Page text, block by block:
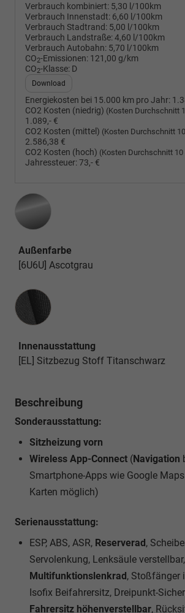
Verbrauch kombiniert: 5,30 l/100km
Verbrauch Innenstadt: 6,60 l/100km
Verbrauch Stadtrand: 5,00 l/100km
Verbrauch Landstraße:4,60 l/100km
Verbrauch Autobahn: 5,70 l/100km
CO2-Emissionen: 121,00 g/km
CO2-Klasse: D
Download
Energiekosten bei 15.000 km pro Jahr:
CO2 Kosten (niedrig) (Kosten Durchschnitt
1.089,- €
CO2 Kosten (mittel) (Kosten Durchschnitt
2.586,38 €
CO2 Kosten (hoch) (Kosten Durchschnitt 10
Jahressteuer:73,- €
Außenfarbe
[6U6U] Ascotgrau
Innenausstattung
Innenausstattung
[EL] Sitzbezug Stoff Titanschwarz
Beschreibung
Sonderausstattung:
Sitzheizung vorn
Wireless App-Connect (Navigation
Smartphone-Apps wie Google
Karten möglich)
Serienausstattung:
ESP, ABS, ASR, Reserverad,
Servolenkung, Lenksäule verstellbar,
Multifunktionslenkrad, Stoßfänger
Isofix Beifahrersitz, Dreipunkt-
Fahrersitz höhenverstellbar,